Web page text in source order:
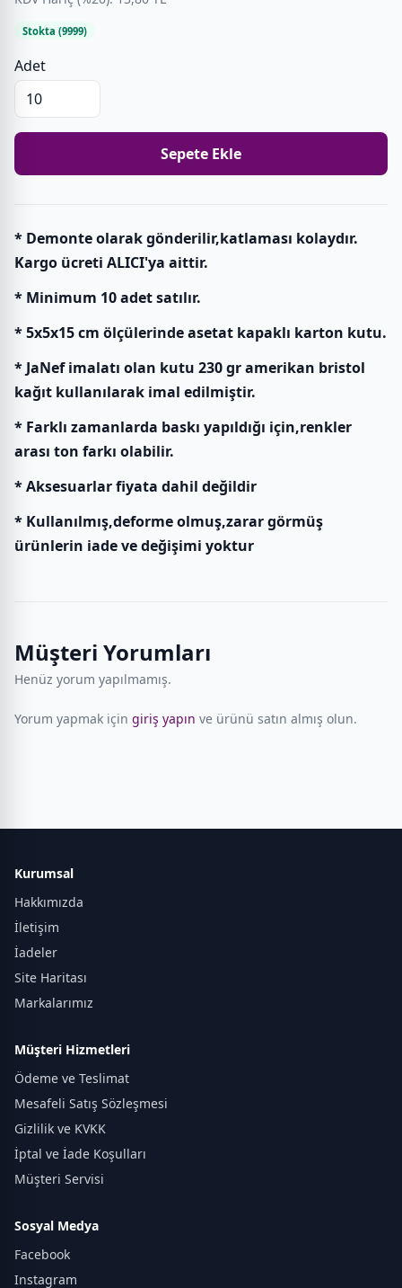
Stokta (9999)
Adet
Sepete Ekle
* Demonte olarak gönderilir,katlaması kolaydır.
Kargo ücreti ALICI'ya aittir.
* Minimum 10 adet satılır.
* 5x5x15 cm ölçülerinde asetat kapaklı karton kutu.
* JaNef imalatı olan kutu 230 gr amerikan bristol
kağıt kullanılarak imal edilmiştir.
* Farklı zamanlarda baskı yapıldığı için,renkler
arası ton farkı olabilir.
* Aksesuarlar fiyata dahil değildir
* Kullanılmış,deforme olmuş,zarar görmüş
ürünlerin iade ve değişimi yoktur
Müşteri Yorumları
Henüz yorum yapılmamış.
Yorum yapmak için giriş yapın ve ürünü satın almış olun.
Kurumsal
Hakkımızda
İletişim
İadeler
Site Haritası
Markalarımız
Müşteri Hizmetleri
Ödeme ve Teslimat
Mesafeli Satış Sözleşmesi
Gizlilik ve KVKK
İptal ve İade Koşulları
Müşteri Servisi
Sosyal Medya
Facebook
Instagram